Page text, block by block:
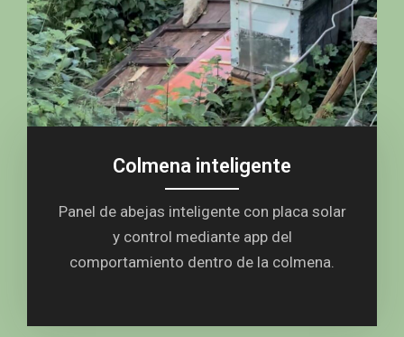
Colmena inteligente
Panel de abejas inteligente con placa solar
y control mediante app del
comportamiento dentro de la colmena.